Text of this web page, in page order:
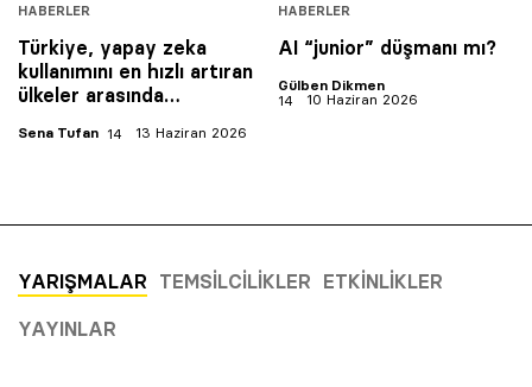
HABERLER
Türkiye, yapay zeka
kullanımını en hızlı artıran
ülkeler arasında…
Sena Tufan 13 Haziran 2026
HABERLER
AI “junior” düşmanı mı?
Gülben Dikmen
10 Haziran 2026
YARIŞMALAR TEMSILCILIKLER ETKINLIKLER
YAYINLAR